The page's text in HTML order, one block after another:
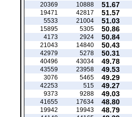
51.67
10888
20369
51.57
42817
19471
51.03
21004
5533
50.86
5305
15895
50.84
2924
4173
50.43
14840
21043
50.31
5278
42979
49.78
43034
40496
49.53
23958
43559
49.29
5465
3076
49.27
515
42253
49.03
9288
9373
48.80
17634
41655
48.79
19943
19942